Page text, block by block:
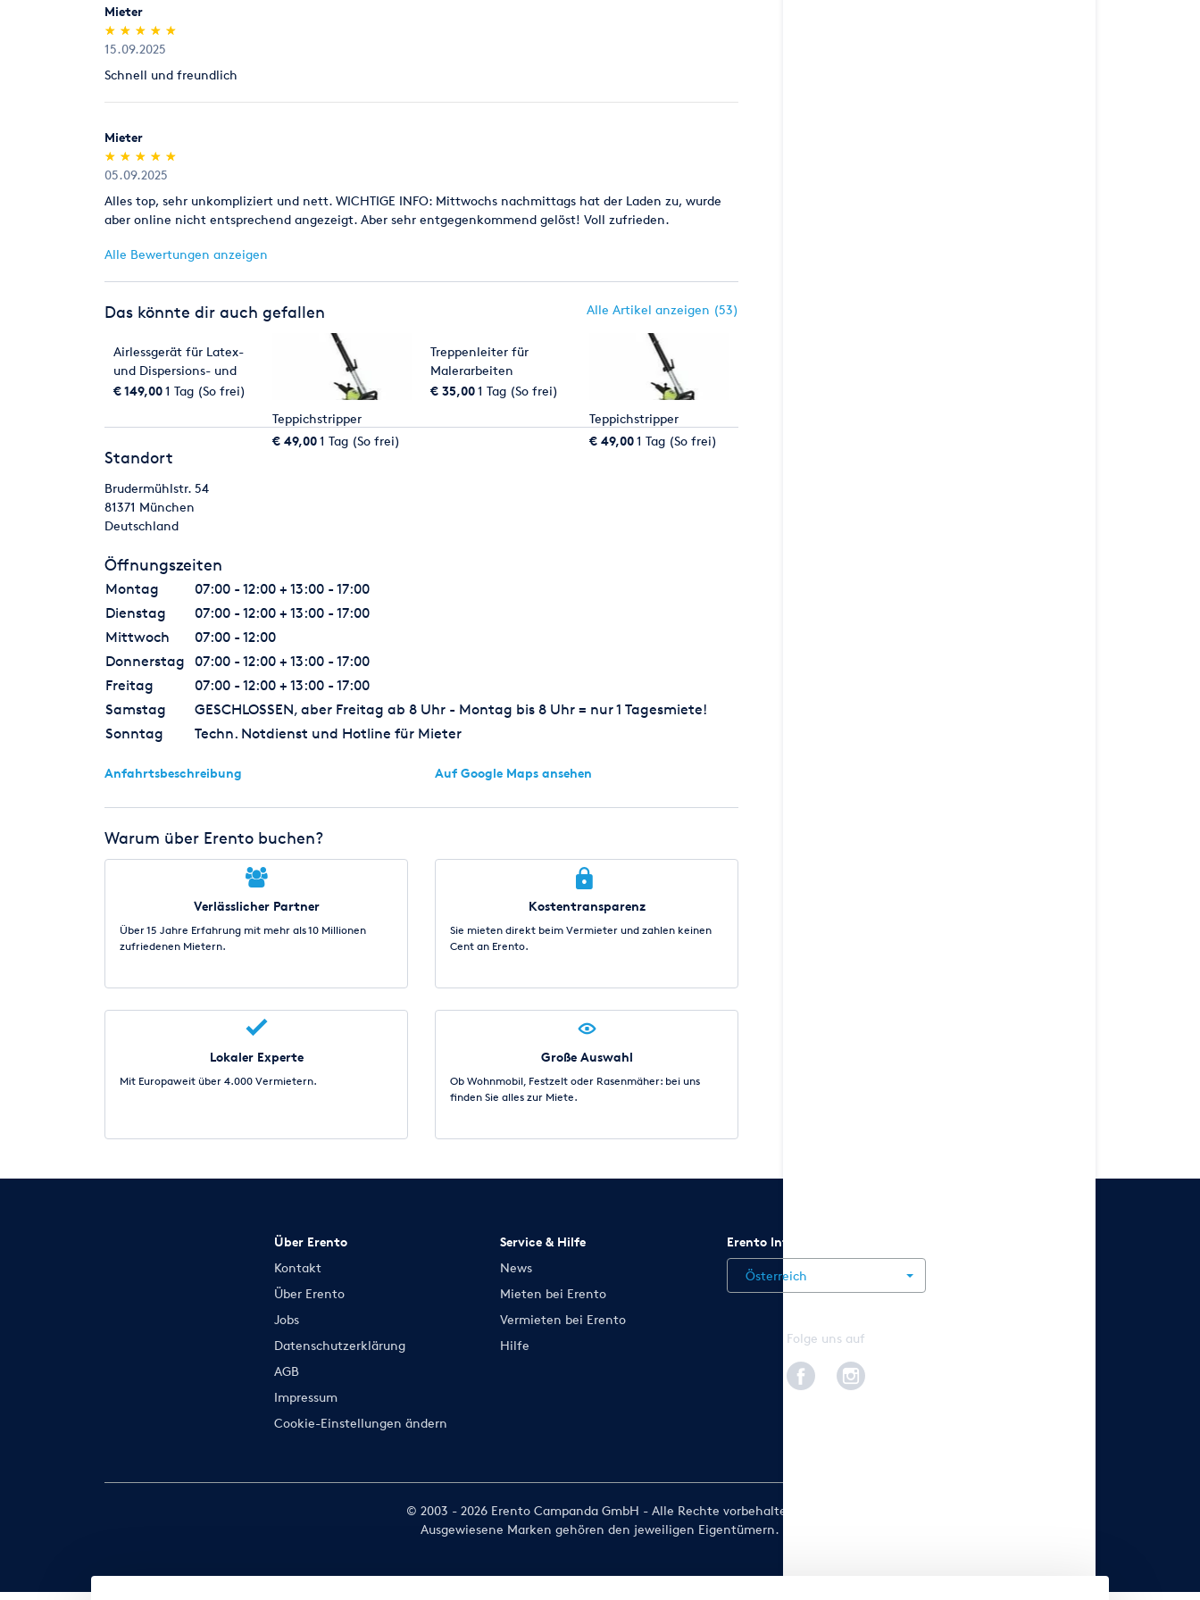
Mieter
(*)
★
★
(*) ★
★
(*) ★
★
(*) ★
★
(*) ★
★
15.09.2025
Schnell und freundlich
Mieter
(*)
★
★
(*) ★
★
(*) ★
★
(*) ★
★
(*) ★
★
05.09.2025
Alles top, sehr unkompliziert und nett. WICHTIGE INFO: Mittwochs nachmittags hat der Laden zu, wurde
aber online nicht entsprechend angezeigt. Aber sehr entgegenkommend gelöst! Voll zufrieden.
Alle Bewertungen anzeigen
Das könnte dir auch gefallen Alle Artikel anzeigen (53)
Airlessgerät für Latex-
und Dispersions- und
Fassedenfarben
€ 149,001 Tag (So frei)
Teppichstripper
€ 49,001 Tag (So frei)
Treppenleiter für
Malerarbeiten
€ 35,001 Tag (So frei)
Teppichstripper
€ 49,001 Tag (So frei)
Standort
Brudermühlstr. 54
81371 München
Deutschland
Öffnungszeiten
Montag
07:00 - 12:00 + 13:00 - 17:00
Dienstag
07:00 - 12:00 + 13:00 - 17:00
Mittwoch
07:00 - 12:00
Donnerstag
07:00 - 12:00 + 13:00 - 17:00
Freitag
07:00 - 12:00 + 13:00 - 17:00
Samstag
GESCHLOSSEN, aber Freitag ab 8 Uhr - Montag bis 8 Uhr = nur 1 Tagesmiete!
Sonntag
Techn. Notdienst und Hotline für Mieter
Anfahrtsbeschreibung Auf Google Maps ansehen
Warum über Erento buchen?
Verlässlicher Partner
Über 15 Jahre Erfahrung mit mehr als 10 Millionen
zufriedenen Mietern.
Lokaler Experte
Mit Europaweit über 4.000 Vermietern.
Kostentransparenz
Sie mieten direkt beim Vermieter und zahlen keinen
Cent an Erento.
Große Auswahl
Ob Wohnmobil, Festzelt oder Rasenmäher: bei uns
finden Sie alles zur Miete.
Über Erento
Kontakt
Über Erento
Jobs
Datenschutzerklärung
AGB
Impressum
Cookie-Einstellungen ändern
Service & Hilfe
News
Mieten bei Erento
Vermieten bei Erento
Hilfe
Erento International
Österreich
Folge uns auf
© 2003 - 2026 Erento Campanda GmbH - Alle Rechte vorbehalten
Ausgewiesene Marken gehören den jeweiligen Eigentümern.